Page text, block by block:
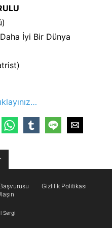
İyi Bir Dünya
Gizlilik Politikası
Sergi